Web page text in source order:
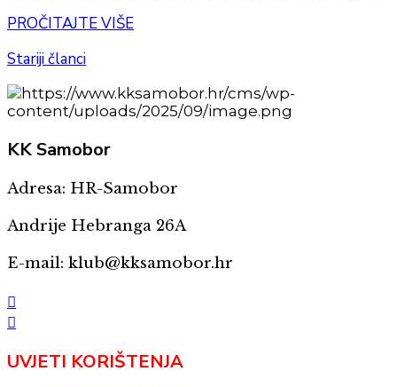
PROČITAJTE VIŠE
Stariji članci
KKSamobor
Adresa: HR-Samobor
Andrije Hebranga 26A
E-mail: klub@kksamobor.hr
UVJETI KORIŠTENJA